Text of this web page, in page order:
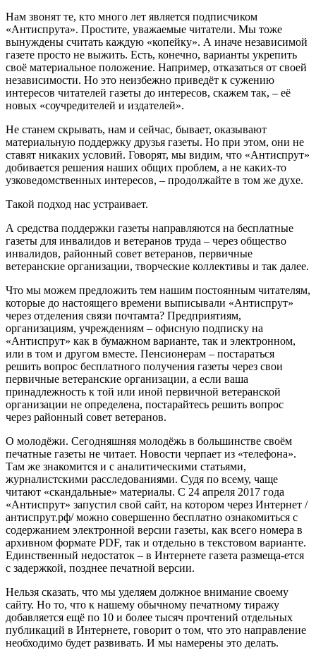
Нам звонят те, кто много лет является подписчиком
«Антиспрута». Простите, уважаемые читатели. Мы тоже
вынуждены считать каждую «копейку». А иначе независимой
газете просто не выжить. Есть, конечно, варианты укрепить
своё материальное положение. Например, отказаться от своей
независимости. Но это неизбежно приведёт к сужению
интересов читателей газеты до интересов, скажем так, – её
новых «соучредителей и издателей».
Не станем скрывать, нам и сейчас, бывает, оказывают
материальную поддержку друзья газеты. Но при этом, они не
ставят никаких условий. Говорят, мы видим, что «Антиспрут»
добивается решения наших общих проблем, а не каких-то
узковедомственных интересов, – продолжайте в том же духе.
Такой подход нас устраивает.
А средства поддержки газеты направляются на бесплатные
газеты для инвалидов и ветеранов труда – через общество
инвалидов, районный совет ветеранов, первичные
ветеранские организации, творческие коллективы и так далее.
Что мы можем предложить тем нашим постоянным читателям,
которые до настоящего времени выписывали «Антиспрут»
через отделения связи почтамта? Предприятиям,
организациям, учреждениям – офисную подписку на
«Антиспрут» как в бумажном варианте, так и электронном,
или в том и другом вместе. Пенсионерам – постараться
решить вопрос бесплатного получения газеты через свои
первичные ветеранские организации, а если ваша
принадлежность к той или иной первичной ветеранской
организации не определена, постарайтесь решить вопрос
через районный совет ветеранов.
О молодёжи. Сегодняшняя молодёжь в большинстве своём
печатные газеты не читает. Новости черпает из «телефона».
Там же знакомится и с аналитическими статьями,
журналистскими расследованиями. Судя по всему, чаще
читают «скандальные» материалы. С 24 апреля 2017 года
«Антиспрут» запустил свой сайт, на котором через Интернет /
антиспрут.рф/ можно совершенно бесплатно ознакомиться с
содержанием электронной версии газеты, как всего номера в
архивном формате PDF, так и отдельно в текстовом варианте.
Единственный недостаток – в Интернете газета размеща-ется
с задержкой, позднее печатной версии.
Нельзя сказать, что мы уделяем должное внимание своему
сайту. Но то, что к нашему обычному печатному тиражу
добавляется ещё по 10 и более тысяч прочтений отдельных
публикаций в Интернете, говорит о том, что это направление
необходимо будет развивать. И мы намерены это делать.